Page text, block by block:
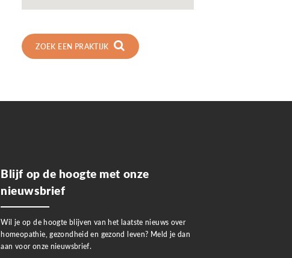
ZOEK EEN PRAKTIJK
Blijf op de hoogte met onze
nieuwsbrief
Wil je op de hoogte blijven van het laatste nieuws over
homeopathie, gezondheid en gezond leven? Meld je dan
aan voor onze nieuwsbrief.